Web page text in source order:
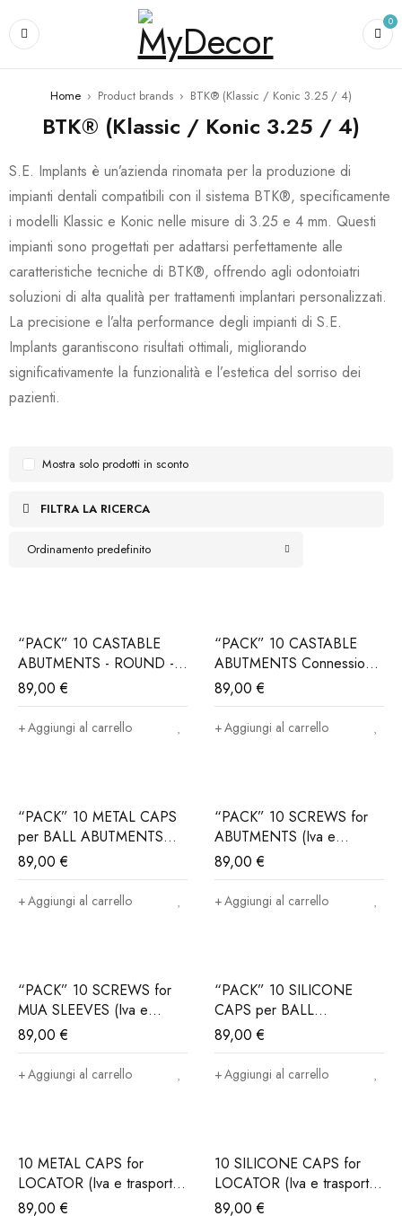
0
Home › Product brands › BTK® (Klassic / Konic 3.25 / 4)
BTK® (Klassic / Konic 3.25 / 4)
S.E. Implants è un’azienda rinomata per la produzione di
impianti dentali compatibili con il sistema BTK®, specificamente
i modelli Klassic e Konic nelle misure di 3.25 e 4 mm. Questi
impianti sono progettati per adattarsi perfettamente alle
caratteristiche tecniche di BTK®, offrendo agli odontoiatri
soluzioni di alta qualità per trattamenti implantari personalizzati.
La precisione e l’alta performance degli impianti di S.E.
Implants garantiscono risultati ottimali, migliorando
significativamente la funzionalità e l’estetica del sorriso dei
pazienti.
FILTRA LA RICERCA
Ordinamento predefinito
Mostra solo prodotti in sconto
“PACK” 10 CASTABLE
ABUTMENTS - ROUND -
Connessione
ALPHABIO®, MIS®,
NORIS®..(Iva e trasporto
89,00€
Aggiungi al carrello
“PACK” 10 CASTABLE
ABUTMENTS Connessione
ALPHABIO®, MIS®,
NORIS®..(Iva e trasporto
incluso)
89,00€
Aggiungi al carrello
“PACK” 10 METAL CAPS
per BALL ABUTMENTS
(Iva e trasporto incluso)
89,00€
Aggiungi al carrello
“PACK” 10 SCREWS for
ABUTMENTS (Iva e
trasporto incluso)
89,00€
Aggiungi al carrello
“PACK” 10 SCREWS for
MUA SLEEVES (Iva e
trasporto incluso)
89,00€
Aggiungi al carrello
“PACK” 10 SILICONE
CAPS per BALL
ABUTMENTS (Iva e
trasporto incluso)
89,00€
Aggiungi al carrello
10 METAL CAPS for
LOCATOR (Iva e trasporto
incluso)
89,00€
10 SILICONE CAPS for
LOCATOR (Iva e trasporto
incluso)
89,00€